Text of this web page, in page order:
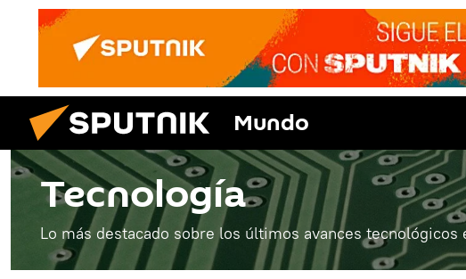
Mundo
Tecnología
Lo más destacado sobre los últimos avances tecnológicos